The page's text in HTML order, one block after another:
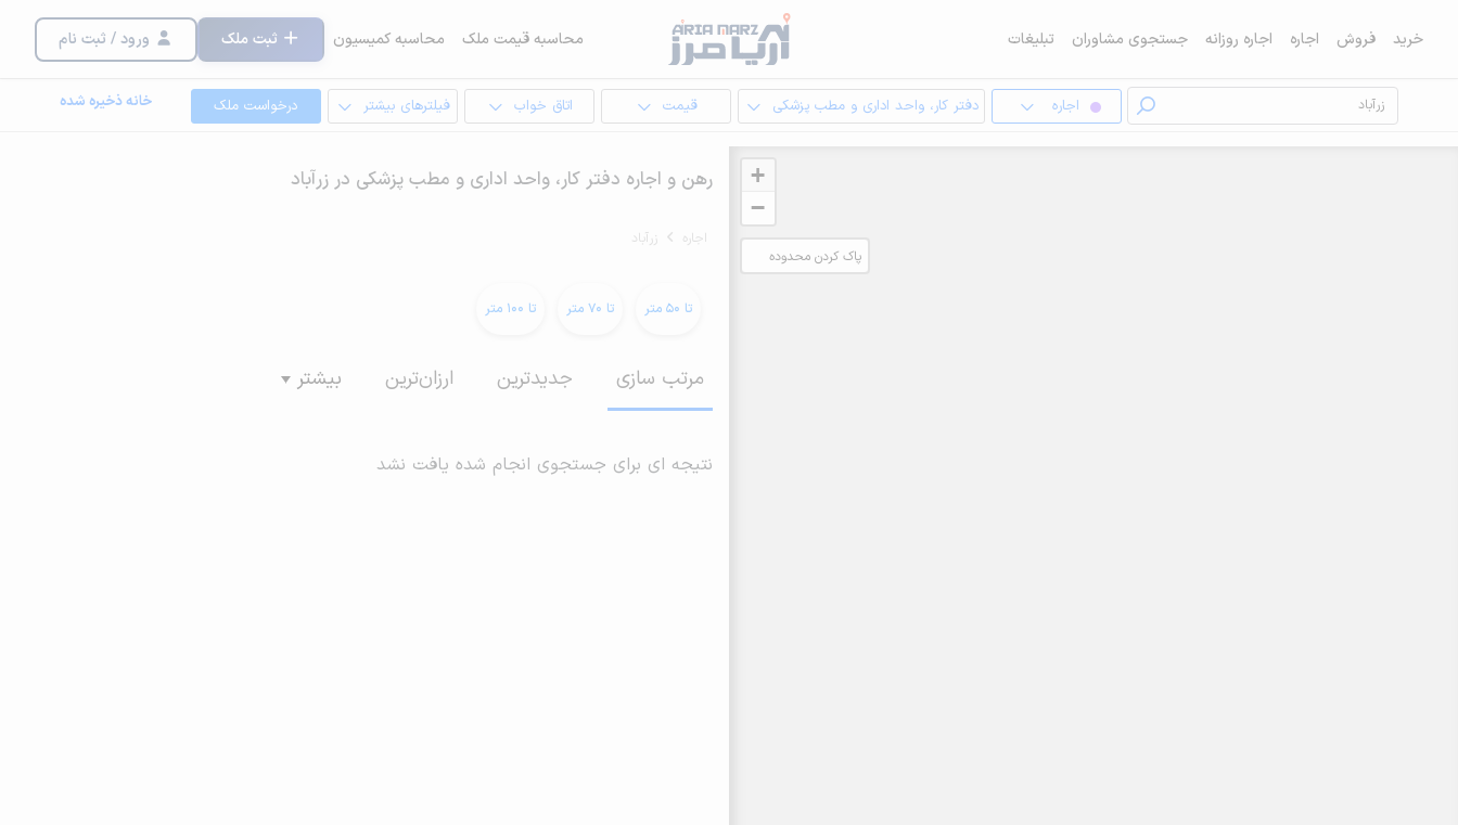
خرید فروش اجاره اجاره روزانه جستجوی مشاوران تبلیغات محاسبه قیمت ملک محاسبه کمیسیون ثبت ملک ورود / ثبت نام
اجاره دفتر کار، واحد اداری و مطب پزشکی قیمت اتاق خواب فیلترهای بیشتر درخواست ملک خانه ذخیره شده
+
−
پاک کردن محدوده
رهن و اجاره دفتر کار، واحد اداری و مطب پزشکی در زرآباد
اجاره زرآباد
تا 50 متر تا 70 متر تا 100 متر
مرتب سازی جدیدترین ارزان‌ترین بیشتر
نتیجه ای برای جستجوی انجام شده یافت نشد